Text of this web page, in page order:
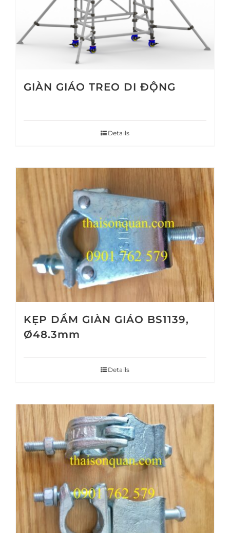
GIÀN GIÁO TREO DI ĐỘNG
Details
KẸP DẦM GIÀN GIÁO BS1139,
Ø48.3mm
Details